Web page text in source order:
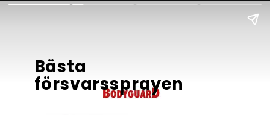
Bästa
försvarssprayen